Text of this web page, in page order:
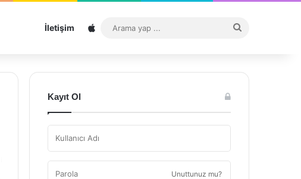
İletişim Sitemap
...
Kayıt Ol
Unuttunuz mu?